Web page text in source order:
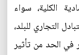
الكلية، سواء
التجاري للبلد،
في الحد من تأثير